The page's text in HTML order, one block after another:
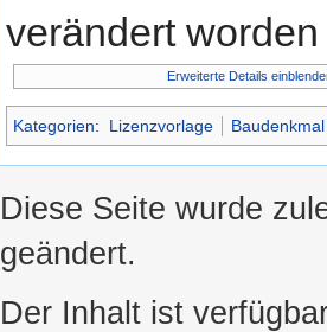
verändert
Erweiterte Details
Kategorien: Lizenzvorlage Baudenkmal
Diese Seite wurde
geändert.
Der Inhalt ist